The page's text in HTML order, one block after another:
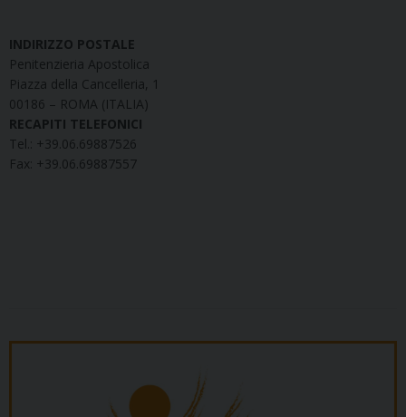
INDIRIZZO POSTALE
Penitenzieria Apostolica
Piazza della Cancelleria, 1
00186 – ROMA (ITALIA)
RECAPITI TELEFONICI
Tel.: +39.06.69887526
Fax: +39.06.69887557